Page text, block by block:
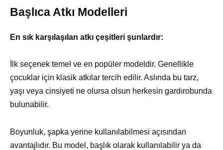
Başlıca Atkı Modelleri
En sık karşılaşılan atkı çeşitleri şunlardır:
İlk seçenek temel ve en popüler modeldir. Genellikle
çocuklar için klasik atkılar tercih edilir. Aslında bu tarz,
yaşı veya cinsiyeti ne olursa olsun herkesin gardırobunda
bulunabilir.
Boyunluk, şapka yerine kullanılabilmesi açısından
avantajlıdır. Bu model, başlık olarak kullanılabilir ya da